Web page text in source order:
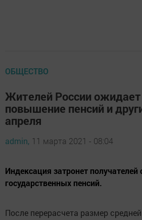
ОБЩЕСТВО
Жителей России
повышение пенсий и
апреля
admin, 11 марта 2021 - 08:04
Индексация затронет
государственных пенсий.
После перерасчета размер